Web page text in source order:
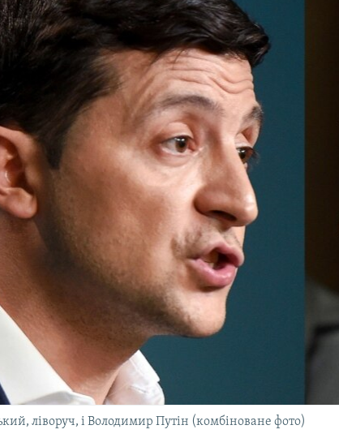
ліворуч, і Володимир Путін (комбіноване фото)